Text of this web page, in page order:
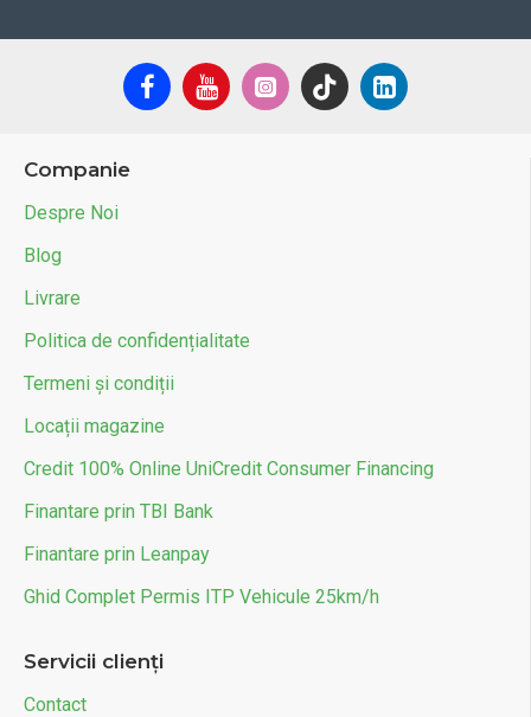
Companie
Despre Noi
Blog
Livrare
Politica de confidențialitate
Termeni și condiții
Locații magazine
Credit 100% Online UniCredit Consumer Financing
Finantare prin TBI Bank
Finantare prin Leanpay
Ghid Complet Permis ITP Vehicule 25km/h
Servicii clienți
Contact